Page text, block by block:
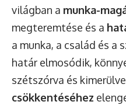
világban a munka-
megteremtése és a
a munka, a család és a
határ elmosódik,
szétszórva és
csökkentéséhez